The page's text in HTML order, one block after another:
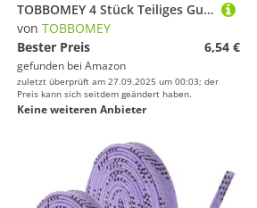
TOBBOMEY 4 Stück Teiliges Gummi Kajak Tropfringe Auslaufsichere Paddel Schutzringe Robust Installieren Passend für Kanus und Schlauchboote Praktische Bootszubehörteile
von TOBBOMEY
Bester Preis
6,54 €
gefunden bei Amazon
zuletzt überprüft am 27.09.2025 um 00:03; der
Preis kann sich seitdem geändert haben.
Keine weiteren Anbieter